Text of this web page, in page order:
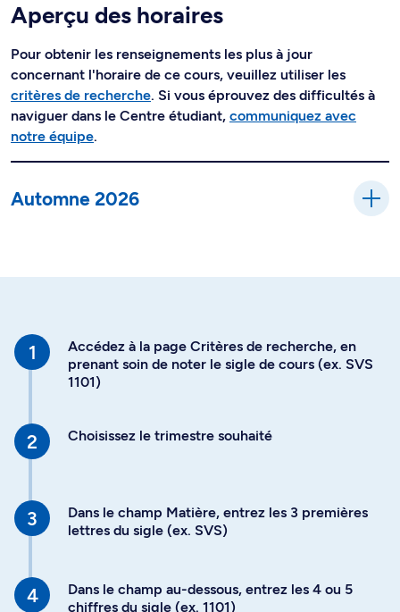
Aperçu des horaires
Pour obtenir les renseignements les plus à jour
concernant l'horaire de ce cours, veuillez utiliser les
critères de recherche. Si vous éprouvez des difficultés à
naviguer dans le Centre étudiant, communiquez avec
notre équipe.
Automne 2026
Accédez à la page Critères de recherche, en
prenant soin de noter le sigle de cours (ex. SVS
1101)
Choisissez le trimestre souhaité
Dans le champ Matière, entrez les 3 premières
lettres du sigle (ex. SVS)
Dans le champ au-dessous, entrez les 4 ou 5
chiffres du sigle (ex. 1101)